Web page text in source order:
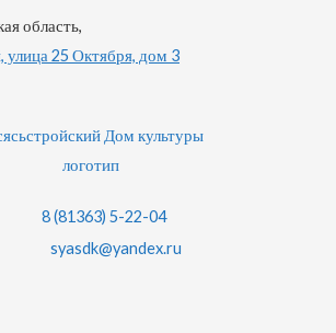
область,
улица 25 Октября, дом 3
8 (81363) 5-22-04
syasdk@yandex.ru